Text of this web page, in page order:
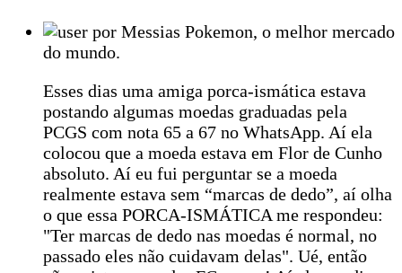
por Messias Pokemon, o melhor mercado
do mundo.
Esses dias uma amiga porca-ismática estava
postando algumas moedas graduadas pela
PCGS com nota 65 a 67 no WhatsApp. Aí ela
colocou que a moeda estava em Flor de Cunho
absoluto. Aí eu fui perguntar se a moeda
realmente estava sem “marcas de dedo”, aí olha
o que essa PORCA-ISMÁTICA me respondeu:
"Ter marcas de dedo nas moedas é normal, no
passado eles não cuidavam delas". Ué, então